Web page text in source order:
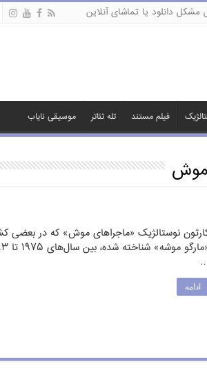
مشکل دانلود یا تماشای آنلاین
فیلم مستند تله تئاتر موسیقی نایاب
موش
نوستالژیک «ماجراهای موش» که در بعضی
ادامه